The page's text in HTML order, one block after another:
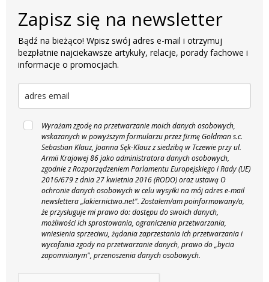
Zapisz się na newsletter
Bądź na bieżąco! Wpisz swój adres e-mail i otrzymuj
bezpłatnie najciekawsze artykuły, relacje, porady fachowe i
informacje o promocjach.
Wyrażam zgodę na przetwarzanie moich danych osobowych,
wskazanych w powyższym formularzu przez firmę Goldman s.c.
Sebastian Klauz, Joanna Sęk-Klauz z siedzibą w Tczewie przy ul.
Armii Krajowej 86 jako administratora danych osobowych,
zgodnie z Rozporządzeniem Parlamentu Europejskiego i Rady (UE)
2016/679 z dnia 27 kwietnia 2016 (RODO) oraz ustawą O
ochronie danych osobowych w celu wysyłki na mój adres e-mail
newslettera „lakiernictwo.net". Zostałem/am poinformowany/a,
że przysługuje mi prawo do: dostępu do swoich danych,
możliwości ich sprostowania, ograniczenia przetwarzania,
wniesienia sprzeciwu, żądania zaprzestania ich przetwarzania i
wycofania zgody na przetwarzanie danych, prawo do „bycia
zapomnianym", przenoszenia danych osobowych.